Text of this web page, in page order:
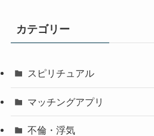
カテゴリー
スピリチュアル
マッチングアプリ
不倫・浮気